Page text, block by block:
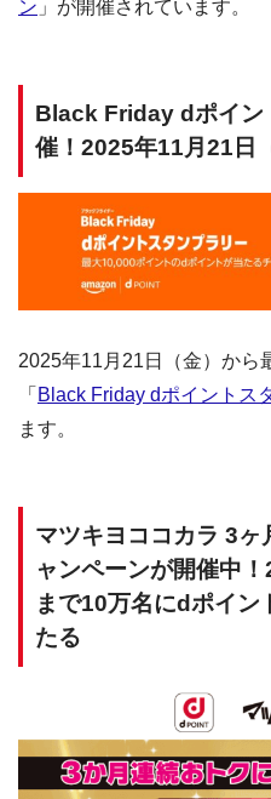
ン 」が開催されています。
Black Friday dポイン
催！2025年11月21日
2025年11月21日（金）から
「 Black Friday dポイントス
ます。
マツキヨココカラ 3ヶ
ャンペーンが開催中
まで10万名にdポイン
たる